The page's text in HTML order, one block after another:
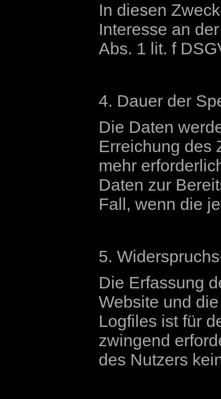
In diesen
Interesse an
Abs. 1 lit. f
4. Dauer der
Die Daten
Erreichung des
mehr
Daten zur
Fall, wenn die
5.
Die Erfassung
Website und
Logfiles ist für
zwingend
des Nutzers